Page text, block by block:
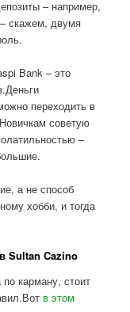
– например,
скажем, двумя
Bank – это
переходить в
советую
–
а не способ
хобби, и тогда
Sultan Cazino
карману, стоит
в этом